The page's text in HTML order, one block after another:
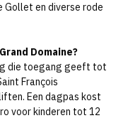
en diverse rode
Domaine?
die toegang geeft tot
François
Een dagpas kost
voor kinderen tot 12